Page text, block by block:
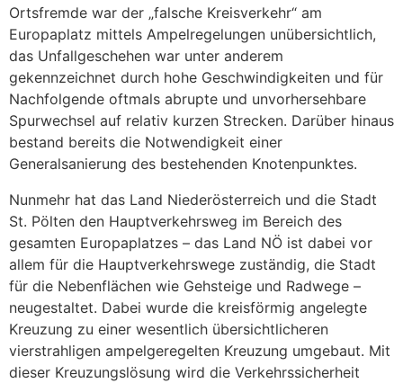
Ortsfremde war der „falsche Kreisverkehr“ am
Europaplatz mittels Ampelregelungen unübersichtlich,
das Unfallgeschehen war unter anderem
gekennzeichnet durch hohe Geschwindigkeiten und für
Nachfolgende oftmals abrupte und unvorhersehbare
Spurwechsel auf relativ kurzen Strecken. Darüber hinaus
bestand bereits die Notwendigkeit einer
Generalsanierung des bestehenden Knotenpunktes.
Nunmehr hat das Land Niederösterreich und die Stadt
St. Pölten den Hauptverkehrsweg im Bereich des
gesamten Europaplatzes – das Land NÖ ist dabei vor
allem für die Hauptverkehrswege zuständig, die Stadt
für die Nebenflächen wie Gehsteige und Radwege –
neugestaltet. Dabei wurde die kreisförmig angelegte
Kreuzung zu einer wesentlich übersichtlicheren
vierstrahligen ampelgeregelten Kreuzung umgebaut. Mit
dieser Kreuzungslösung wird die Verkehrssicherheit